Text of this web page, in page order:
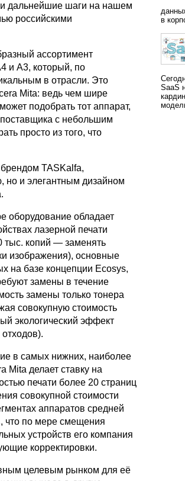
дальнейшие шаги на нашем
российскими
ассортимент
и A3, который, по
в отрасли. Это
Mita: ведь чем шире
подобрать тот аппарат,
поставщика с небольшим
просто из того, что
TASKalfa,
но и элегантным дизайном
оборудование обладает
лазерной печати
тыс. копий — заменять
изображения), основные
на базе концепции Ecosys,
замены в течение
замены только тонера
совокупную стоимость
экологический эффект
в самых нижних, наиболее
Mita делает ставку на
печати более 20 страниц
совокупной стоимости
аппаратов средней
что по мере смещения
устройств его компания
корректировки.
целевым рынком для её
в
SaaS